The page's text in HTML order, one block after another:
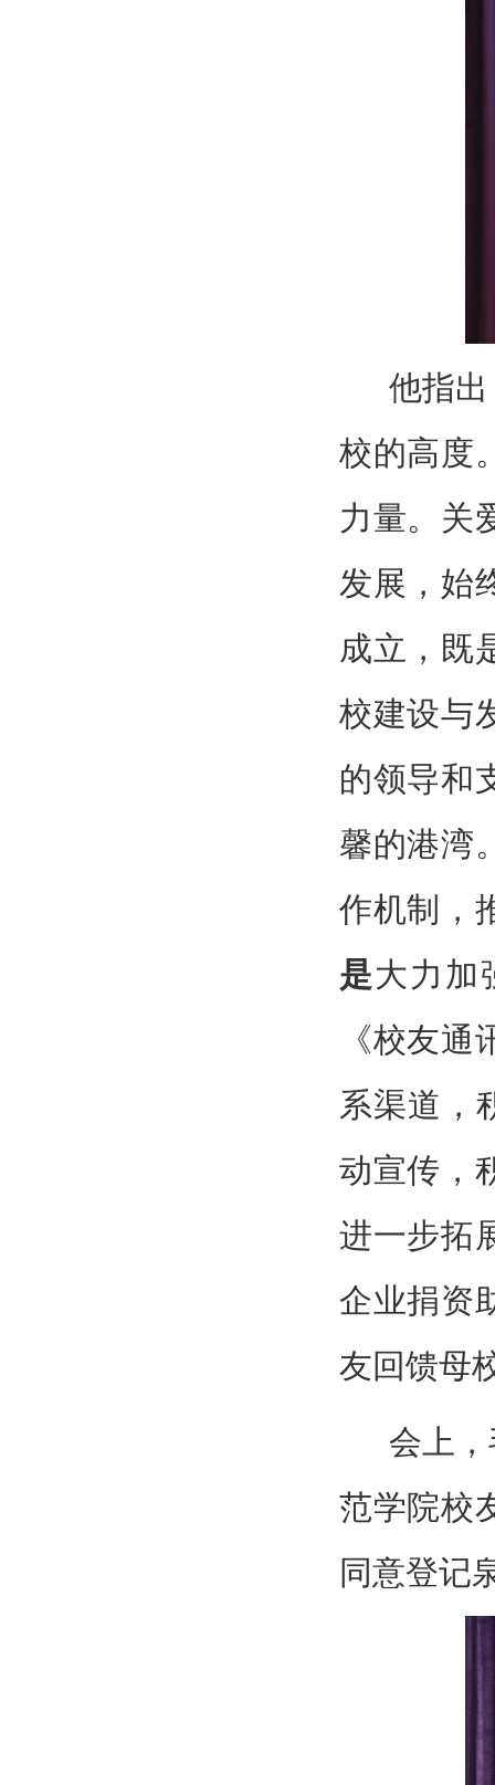
他指
校的高度
力量。 关
发展，始
成立，既
校建设与
的领导和
馨的港湾
作机制，
是大力加
《校友
系渠道，
动宣传，
进一步拓
企业捐资
友回馈母
会上
范学院校
同意登记